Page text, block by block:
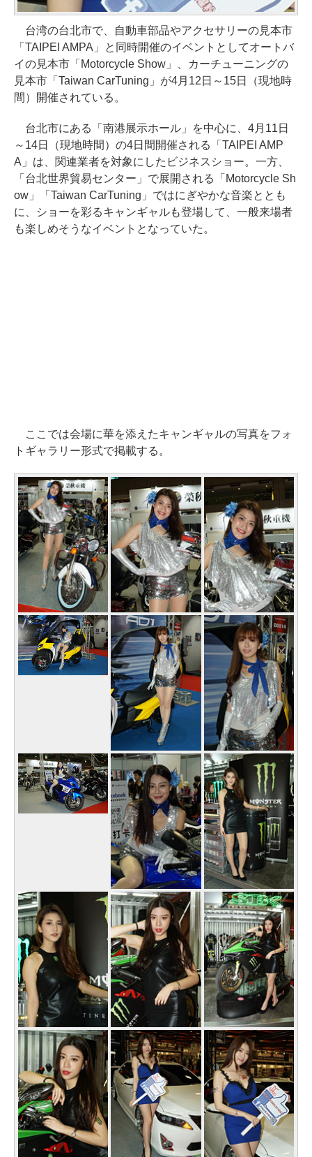
台湾の台北市で、自動車部品やアクセサリーの見本市
「TAIPEI AMPA」と同時開催のイベントとしてオートバ
イの見本市「Motorcycle Show」、カーチューニングの
見本市「Taiwan CarTuning」が4月12日～15日（現地時
間）開催されている。
台北市にある「南港展示ホール」を中心に、4月11日
～14日（現地時間）の4日間開催される「TAIPEI AMP
A」は、関連業者を対象にしたビジネスショー。一方、
「台北世界貿易センター」で展開される「Motorcycle Sh
ow」「Taiwan CarTuning」ではにぎやかな音楽ととも
に、ショーを彩るキャンギャルも登場して、一般来場者
も楽しめそうなイベントとなっていた。
ここでは会場に華を添えたキャンギャルの写真をフォ
トギャラリー形式で掲載する。